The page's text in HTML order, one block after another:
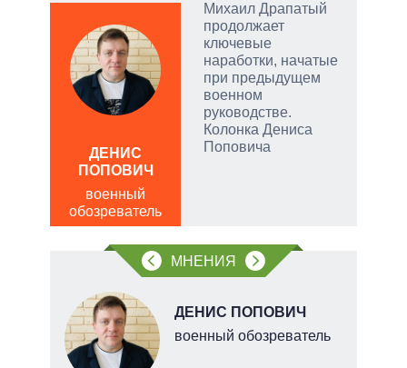
Михаил Драпатый
продолжает
ключевые
наработки, начатые
при предыдущем
военном
руководстве.
Колонка Дениса
Поповича
ДЕНИС
ПОПОВИЧ
военный
обозреватель
МНЕНИЯ
ДЕНИС ПОПОВИЧ
военный обозреватель